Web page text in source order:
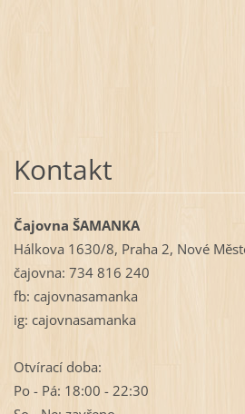
Kontakt
Čajovna ŠAMANKA
Hálkova 1630/8, Praha 2, Nové
čajovna: 734 816 240
fb: cajovnasamanka
ig: cajovnasamanka
Otvírací doba:
Po - Pá: 18:00 - 22:30